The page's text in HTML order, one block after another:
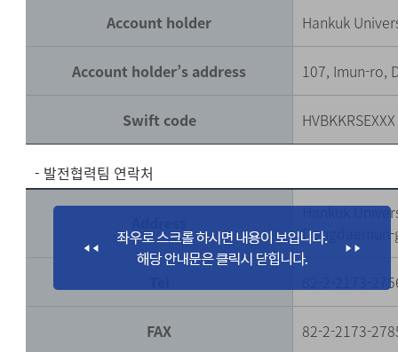
Account holder Hankuk
Account holder’s address 107, Imun-ro,
Swift code HVBKKRSEXXX
- 발전협력팀 연락처
Hankuk
Dongdaemun-
82-2-2173-
FAX 82-2-2173-